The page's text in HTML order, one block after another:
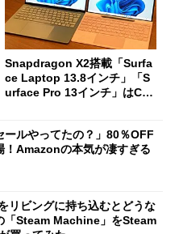
Snapdragon X2搭載「Surfa
ce Laptop 13.8インチ」「S
urface Pro 13インチ」はCop
た
ールやってたの？」80％OFF
！Amazonの本気が凄すぎる
リビングに持ち込むとどうな
Steam Machine」をSteam